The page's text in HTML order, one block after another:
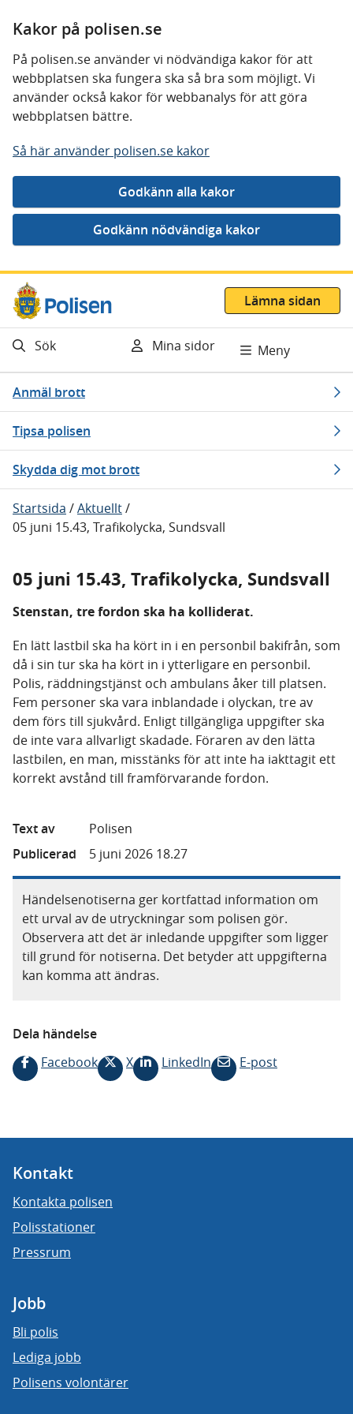
Kakor på polisen.se
På polisen.se använder vi nödvändiga kakor för att
webbplatsen ska fungera ska så bra som möjligt. Vi
använder också kakor för webbanalys för att göra
webbplatsen bättre.
Så här använder polisen.se kakor
Gå direkt till innehåll
Lämna sidan
Sök Mina sidor Meny
Anmäl brott
Tipsa polisen
Skydda dig mot brott
Startsida /Aktuellt/
05 juni 15.43, Trafikolycka, Sundsvall
05 juni 15.43, Trafikolycka, Sundsvall
Stenstan, tre fordon ska ha kolliderat.
En lätt lastbil ska ha kört in i en personbil bakifrån, som
då i sin tur ska ha kört in i ytterligare en personbil.
Polis, räddningstjänst och ambulans åker till platsen.
Fem personer ska vara inblandade i olyckan, tre av
dem förs till sjukvård. Enligt tillgängliga uppgifter ska
de inte vara allvarligt skadade. Föraren av den lätta
lastbilen, en man, misstänks för att inte ha iakttagit ett
korrekt avstånd till framförvarande fordon.
Text av
Polisen
Publicerad
5 juni 2026 18.27
Händelsenotiserna ger kortfattad information om
ett urval av de utryckningar som polisen gör.
Observera att det är inledande uppgifter som ligger
till grund för notiserna. Det betyder att uppgifterna
kan komma att ändras.
Dela händelse
Facebook
X LinkedIn E-post
Kontakt
Kontakta polisen
Polisstationer
Pressrum
Jobb
Bli polis
Lediga jobb
Polisens volontärer